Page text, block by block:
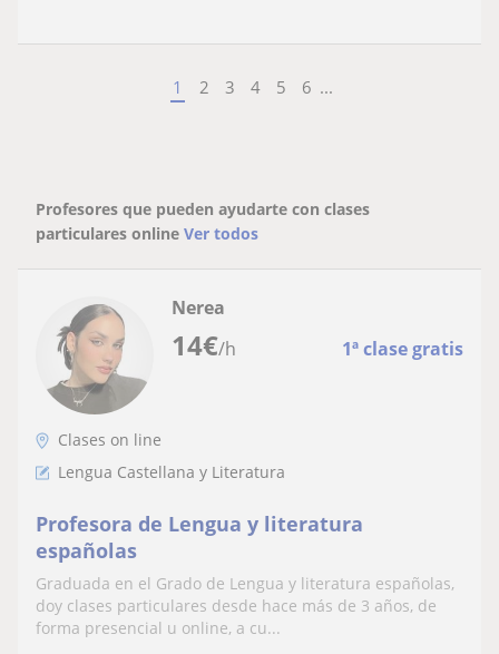
1 2 3 4 5 6 ...
Profesores que pueden ayudarte con clases
particulares online Ver todos
14€/h 1ª clase gratis
Nerea
Clases on line
Lengua Castellana y Literatura
Profesora de Lengua y literatura
españolas
Graduada en el Grado de Lengua y literatura españolas,
doy clases particulares desde hace más de 3 años, de
forma presencial u online, a cu...